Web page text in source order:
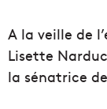
A la veille de
Lisette
la sénatrice